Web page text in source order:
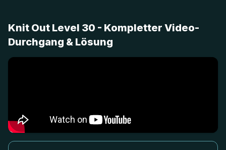
Knit Out Level 30 - Kompletter Video-
Durchgang & Lösung